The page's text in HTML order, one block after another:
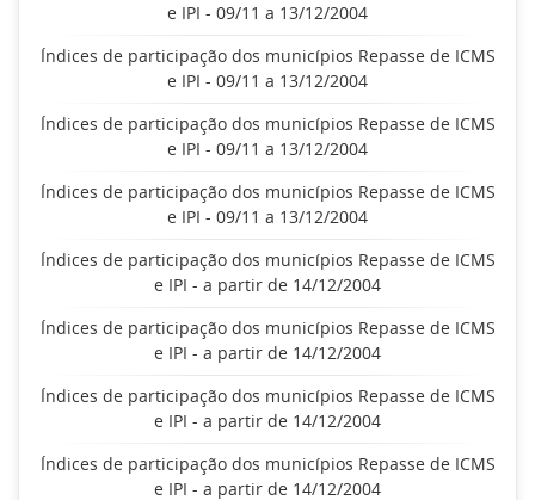
e IPI - 09/11 a 13/12/2004
Índices de participação dos municípios Repasse de ICMS
e IPI - 09/11 a 13/12/2004
Índices de participação dos municípios Repasse de ICMS
e IPI - 09/11 a 13/12/2004
Índices de participação dos municípios Repasse de ICMS
e IPI - 09/11 a 13/12/2004
Índices de participação dos municípios Repasse de ICMS
e IPI - a partir de 14/12/2004
Índices de participação dos municípios Repasse de ICMS
e IPI - a partir de 14/12/2004
Índices de participação dos municípios Repasse de ICMS
e IPI - a partir de 14/12/2004
Índices de participação dos municípios Repasse de ICMS
e IPI - a partir de 14/12/2004